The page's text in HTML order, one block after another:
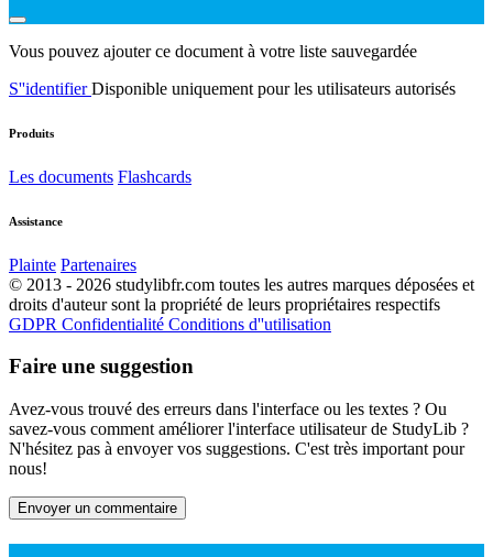
Vous pouvez ajouter ce document à votre liste sauvegardée
S''identifierDisponible uniquement pour les utilisateurs autorisés
Produits
Les documents Flashcards
Assistance
Plainte Partenaires
© 2013 - 2026 studylibfr.com toutes les autres marques déposées et
droits d'auteur sont la propriété de leurs propriétaires respectifs
GDPR Confidentialité Conditions d''utilisation
Faire une suggestion
Avez-vous trouvé des erreurs dans l'interface ou les textes ? Ou
savez-vous comment améliorer l'interface utilisateur de StudyLib ?
N'hésitez pas à envoyer vos suggestions. C'est très important pour
nous!
Envoyer un commentaire